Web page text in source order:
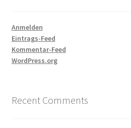
Anmelden
Eintrags-Feed
Kommentar-Feed
WordPress.org
Recent Comments